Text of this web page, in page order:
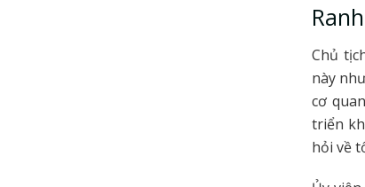
Chủ
này
cơ
triển
hỏi về